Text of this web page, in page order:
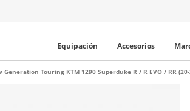
Equipación Accesorios
Generation Touring KTM 1290 Superduke R / R EVO / RR